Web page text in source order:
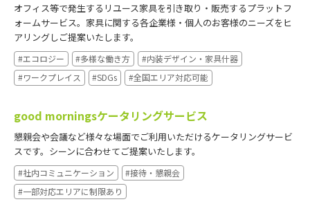
オフィス等で発生するリユース家具を引き取り・販売するプラットフ
ォームサービス。家具に関する各企業様・個人のお客様のニーズをヒ
アリングしご提案いたします。
#エコロジー #多様な働き方
#内装デザイン・家具什器
#ワークプレイス
#SDGs #全国エリア対応可能
good morningsケータリングサービス
懇親会や会議など様々な場面でご利用いただけるケータリングサービ
スです。シーンに合わせてご提案いたします。
#社内コミュニケーション
#接待・懇親会
#一部対応エリアに制限あり